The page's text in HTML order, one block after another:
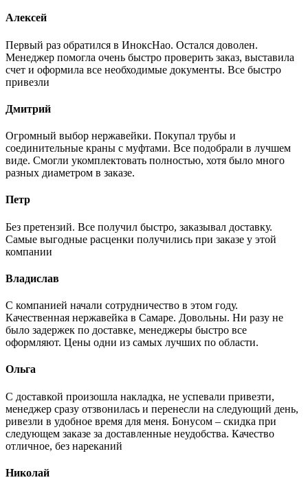
Алексей
Первый раз обратился в ИноксНао. Остался доволен.
Менеджер помогла очень быстро проверить заказ, выставила
счет и оформила все необходимые документы. Все быстро
привезли
Дмитрий
Огромный выбор нержавейки. Покупал трубы и
соединительные краны с муфтами. Все подобрали в лучшем
виде. Смогли укомплектовать полностью, хотя было много
разных диаметром в заказе.
Петр
Без претензий. Все получил быстро, заказывал доставку.
Самые выгодные расценки получились при заказе у этой
компании
Владислав
С компанией начали сотрудничество в этом году.
Качественная нержавейка в Самаре. Довольны. Ни разу не
было задержек по доставке, менеджеры быстро все
оформляют. Цены одни из самых лучших по области.
Ольга
С доставкой произошла накладка, не успевали привезти,
менеджер сразу отзвонилась и перенесли на следующий день,
ривезли в удобное время для меня. Бонусом – скидка при
следующем заказе за доставленные неудобства. Качество
отличное, без нареканий
Николай